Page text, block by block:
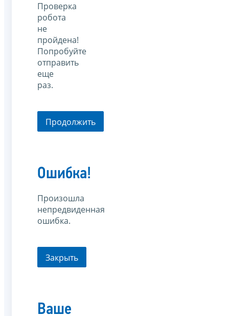
Проверка
робота
не
пройдена!
Попробуйте
отправить
еще
раз.
Продолжить
Ошибка!
Произошла
непредвиденная
ошибка.
Закрыть
Ваше